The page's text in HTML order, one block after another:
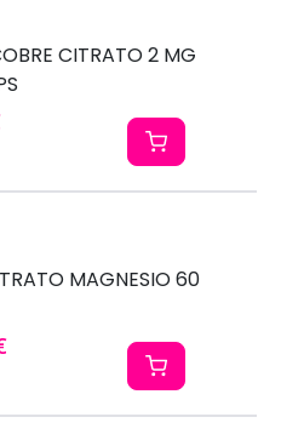
CITRATO 2 MG
MAGNESIO 60